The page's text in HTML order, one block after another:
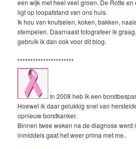
een wijk met heel veel groen. De Rotte
ligt op loopafstand van ons huis.
Ik hou van knutselen, koken, bakken,
stempelen. Daarnaast fotografeer ik
gebruik ik dan ook voor dit blog.
**********************
In 2008 heb ik een
Hoewel ik daar gelukkig snel van
opnieuw borstkanker.
Binnen twee weken na de diagnose werd
inmiddels gaat het weer prima met me.